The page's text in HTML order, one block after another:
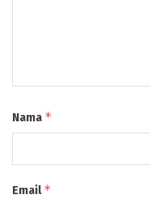
Nama *
Email*